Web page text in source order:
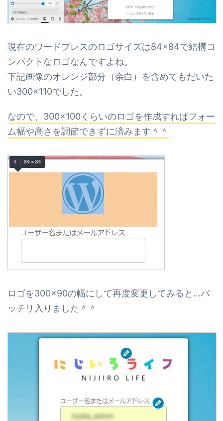
現在のワードプレスのロゴサイズは84×84で結構コ
ンパクトなロゴなんですよね。
下記画像のオレンジ部分（余白）を含めてもだいた
い300×110でした。
なので、300×100くらいのロゴを作成すればフォー
ム幅や高さを調節できずに済みます＾＾
ロゴを300×90の幅にして再度変更してみると…バ
ッチリ入りました＾＾